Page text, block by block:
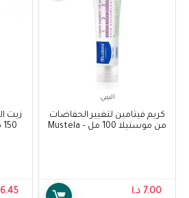
البيبي
كريم فيتامين لتغيير الحفاضات
من موستيلا 100 مل – Mustela
7.00 د.ا
زيت
6.45